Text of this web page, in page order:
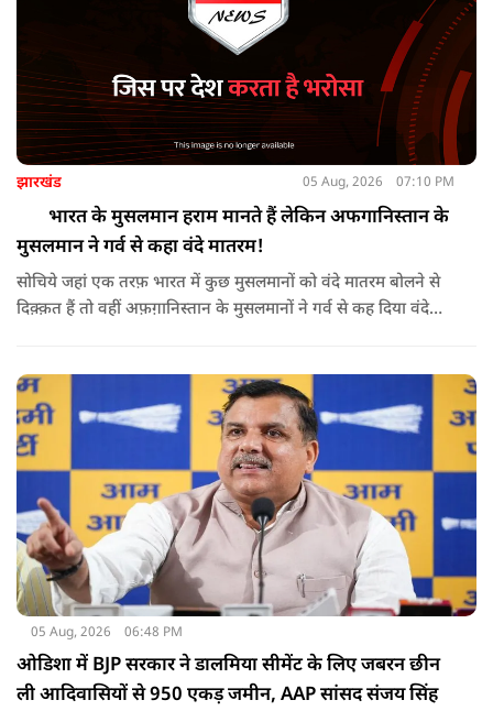
झारखंड 05 Aug, 2026 07:10 PM
भारत के मुसलमान हराम मानते हैं लेकिन अफगानिस्तान के
मुसलमान ने गर्व से कहा वंदे मातरम!
सोचिये जहां एक तरफ़ भारत में कुछ मुसलमानों को वंदे मातरम बोलने से
दिक़्क़त हैं तो वहीं अफ़ग़ानिस्तान के मुसलमानों ने गर्व से कह दिया वंदे
05 Aug, 2026 06:48 PM
ओडिशा में BJP सरकार ने डालमिया सीमेंट के लिए जबरन छीन
ली आदिवासियों से 950 एकड़ जमीन, AAP सांसद संजय सिंह